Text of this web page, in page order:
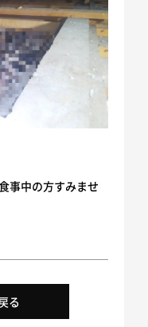
事中の方すみませ
る